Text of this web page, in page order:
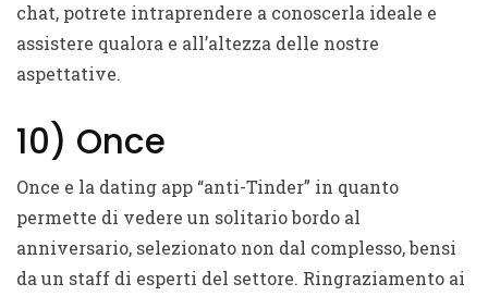
chat, potrete intraprendere a conoscerla ideale e
assistere qualora e all’altezza delle nostre
aspettative.
10) Once
Once e la dating app “anti-Tinder” in quanto
permette di vedere un solitario bordo al
anniversario, selezionato non dal complesso, bensi
da un staff di esperti del settore. Ringraziamento ai